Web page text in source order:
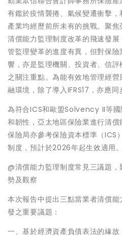
有鑑於疫情襲捲、氣候變遷衝擊
產業均經歷前所未有的挑戰。聚
清償能力監理制度改革的飛速發
管監理變革的進度有異，但對保
響，亦是監理機關、投資者、信
之關注重點。為能有效地管理經
融環境，除了導入IFRS17，亦應同
為符合ICS和歐盟Solvency II等
和韌性，亞太地區保險業進行清
保險局亦參考保險資本標準（ICS
制度，預計於2026年起生效適用。
@清償能力監理制度常見三議題
勢及觀察
本次報告中提出三點當業者清償
發之重要議題：
一、基於經濟資產負債表法的緣